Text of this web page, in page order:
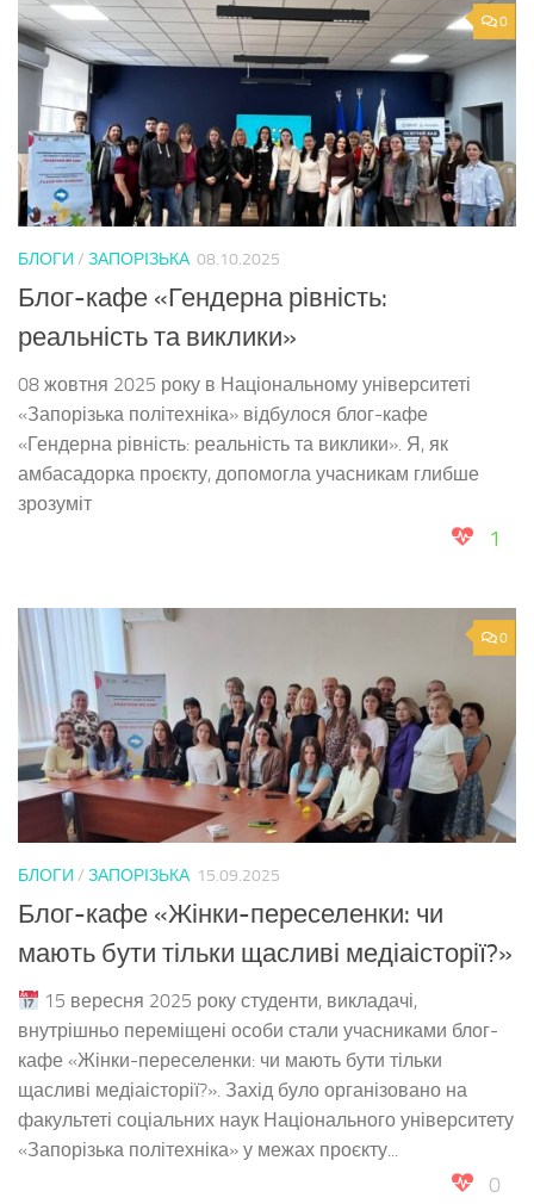
0
БЛОГИ / ЗАПОРІЗЬКА 08.10.2025
Блог-кафе «Гендерна рівність:
реальність та виклики»
08 жовтня 2025 року в Національному університеті
«Запорізька політехніка» відбулося блог-кафе
«Гендерна рівність: реальність та виклики». Я, як
амбасадорка проєкту, допомогла учасникам глибше
зрозуміт
1
0
БЛОГИ / ЗАПОРІЗЬКА 15.09.2025
Блог-кафе «Жінки-переселенки: чи
мають бути тільки щасливі медіаісторії?»
15 вересня 2025 року студенти, викладачі,
внутрішньо переміщені особи стали учасниками блог-
кафе «Жінки-переселенки: чи мають бути тільки
щасливі медіаісторії?». Захід було організовано на
факультеті соціальних наук Національного університету
«Запорізька політехніка» у межах проєкту...
0